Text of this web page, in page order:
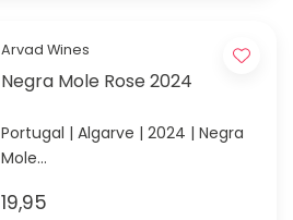
Arvad Wines
Negra Mole Rose 2024
Portugal | Algarve | 2024 | Negra
Mole
Mole, 8 maanden gerijpt in
19,95